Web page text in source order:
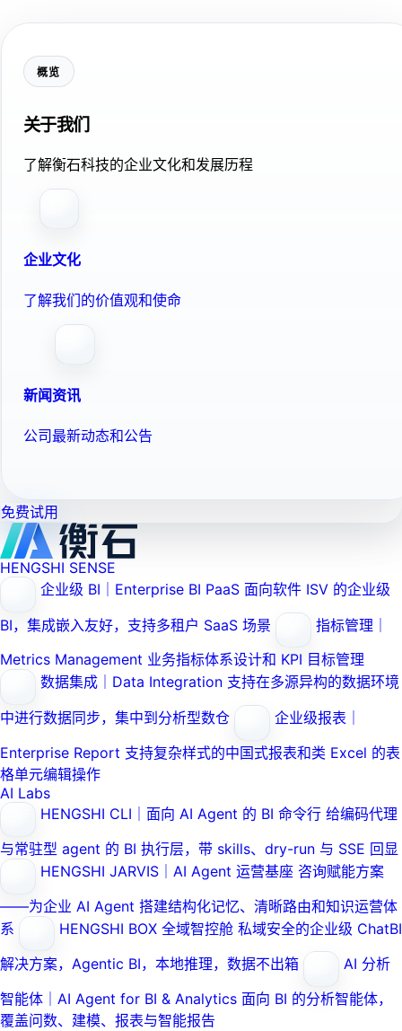
概览
关于我们
了解衡石科技的企业文化和发展历程
企业文化
了解我们的价值观和使命
新闻资讯
公司最新动态和公告
免费试用
HENGSHI SENSE
企业级 BI｜Enterprise BI PaaS 面向软件 ISV 的企业级
BI，集成嵌入友好，支持多租户 SaaS 场景
指标管理｜
Metrics Management 业务指标体系设计和 KPI 目标管理
数据集成｜Data Integration 支持在多源异构的数据环境
中进行数据同步，集中到分析型数仓
企业级报表｜
Enterprise Report 支持复杂样式的中国式报表和类 Excel 的表
格单元编辑操作
AI Labs
HENGSHI CLI｜面向 AI Agent 的 BI 命令行 给编码代理
与常驻型 agent 的 BI 执行层，带 skills、dry-run 与 SSE 回显
HENGSHI JARVIS｜AI Agent 运营基座 咨询赋能方案
——为企业 AI Agent 搭建结构化记忆、清晰路由和知识运营体
系
HENGSHI BOX 全域智控舱 私域安全的企业级 ChatBI
解决方案，Agentic BI，本地推理，数据不出箱
AI 分析
智能体｜AI Agent for BI & Analytics 面向 BI 的分析智能体，
覆盖问数、建模、报表与智能报告